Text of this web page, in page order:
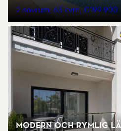
2 sovrum 63 kvm €199 900
Modern och rymlig